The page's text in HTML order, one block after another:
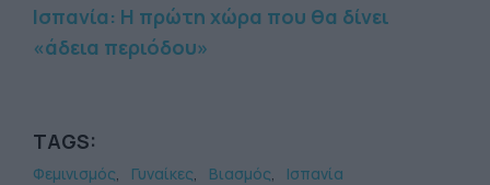
Ισπανία: Η πρώτη χώρα που θα δίνει
«άδεια περιόδου»
TAGS:
Φεμινισμός Γυναίκες Βιασμός Ισπανία